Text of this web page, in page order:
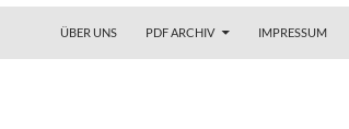
ÜBER UNS
PDF ARCHIV IMPRESSUM